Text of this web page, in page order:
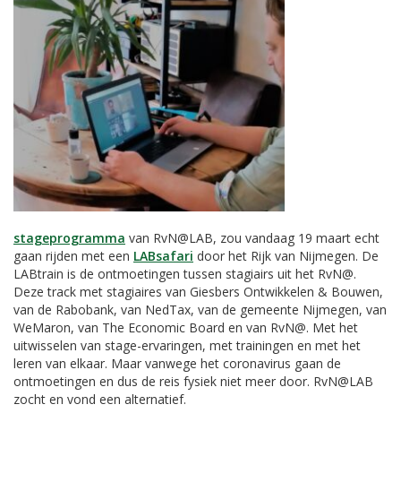
stageprogramma van RvN@LAB, zou vandaag 19 maart echt
gaan rijden met een LABsafari door het Rijk van Nijmegen. De
LABtrain is de ontmoetingen tussen stagiairs uit het RvN@.
Deze track met stagiaires van Giesbers Ontwikkelen & Bouwen,
van de Rabobank, van NedTax, van de gemeente Nijmegen, van
WeMaron, van The Economic Board en van RvN@. Met het
uitwisselen van stage-ervaringen, met trainingen en met het
leren van elkaar. Maar vanwege het coronavirus gaan de
ontmoetingen en dus de reis fysiek niet meer door. RvN@LAB
zocht en vond een alternatief.